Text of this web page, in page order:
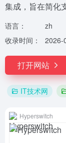
集成，旨在简化
语言：
zh
收录时间：
2026-
打开网站
IT技术网
Hyperswitch